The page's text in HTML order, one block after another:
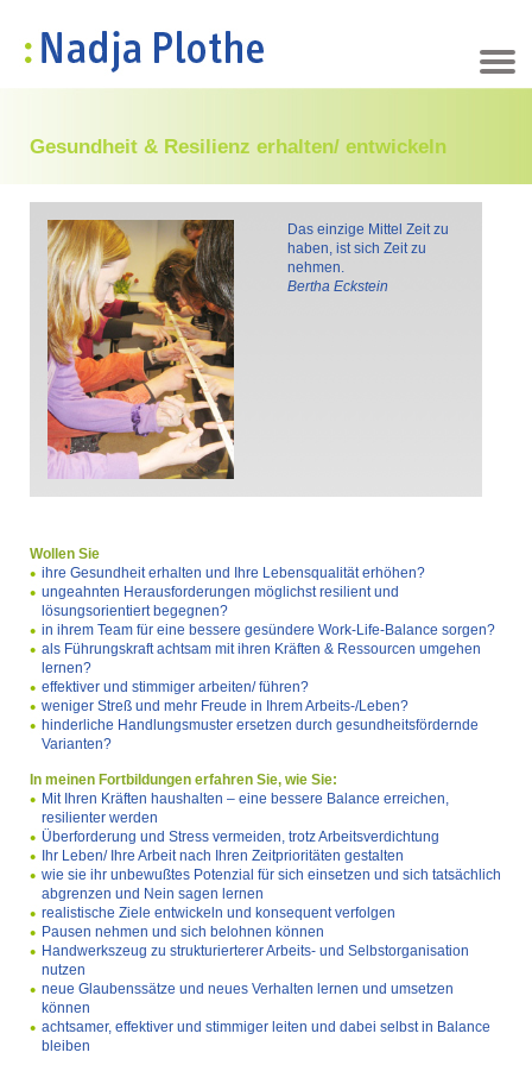
Gesundheit & Resilienz erhalten/ entwickeln
Das einzige Mittel Zeit zu
haben, ist sich Zeit zu
nehmen.
Bertha Eckstein
Wollen Sie
ihre Gesundheit erhalten und Ihre Lebensqualität erhöhen?
ungeahnten Herausforderungen möglichst resilient und
lösungsorientiert begegnen?
in ihrem Team für eine bessere gesündere Work-Life-Balance sorgen?
als Führungskraft achtsam mit ihren Kräften & Ressourcen umgehen
lernen?
effektiver und stimmiger arbeiten/ führen?
weniger Streß und mehr Freude in Ihrem Arbeits-/Leben?
hinderliche Handlungsmuster ersetzen durch gesundheitsfördernde
Varianten?
In meinen Fortbildungen erfahren Sie, wie Sie:
Mit Ihren Kräften haushalten – eine bessere Balance erreichen,
resilienter werden
Überforderung und Stress vermeiden, trotz Arbeitsverdichtung
Ihr Leben/ Ihre Arbeit nach Ihren Zeitprioritäten gestalten
wie sie ihr unbewußtes Potenzial für sich einsetzen und sich tatsächlich
abgrenzen und Nein sagen lernen
realistische Ziele entwickeln und konsequent verfolgen
Pausen nehmen und sich belohnen können
Handwerkszeug zu strukturierterer Arbeits- und Selbstorganisation
nutzen
neue Glaubenssätze und neues Verhalten lernen und umsetzen
können
achtsamer, effektiver und stimmiger leiten und dabei selbst in Balance
bleiben